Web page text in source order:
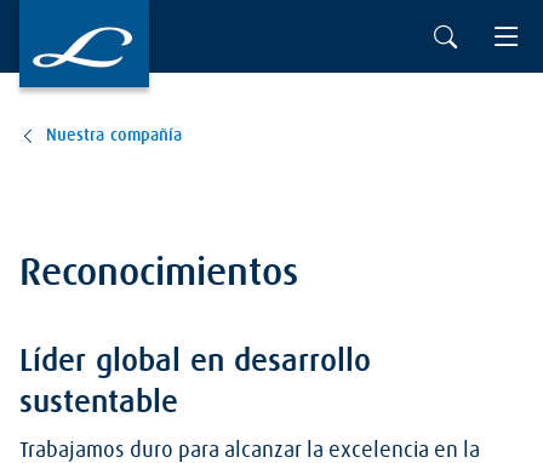
Nuestra compañía
Reconocimientos
Líder global en desarrollo
sustentable
Trabajamos duro para alcanzar la excelencia en la